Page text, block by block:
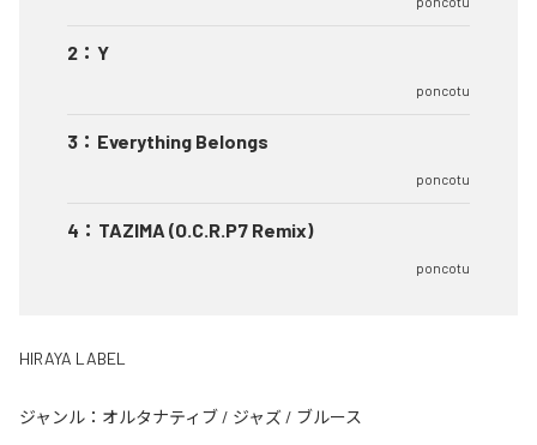
2 ： Y
poncotu
3 ： Everything Belongs
poncotu
4 ： TAZIMA (O.C.R.P7 Remix)
poncotu
HIRAYA LABEL
ジャンル： オルタナティブ / ジャズ / ブルース